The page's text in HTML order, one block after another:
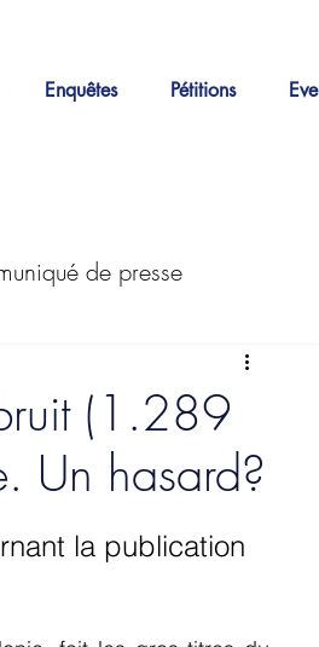
Enquêtes Pétitions
de presse
Good Move
parlementaires
(1.289
Un hasard?
la publication